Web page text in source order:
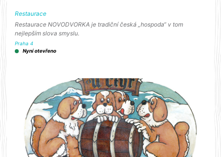
Restaurace
Restaurace NOVODVORKA je tradiční česká „hospoda“ v tom
nejlepším slova smyslu.
Praha 4
Nyní otevřeno